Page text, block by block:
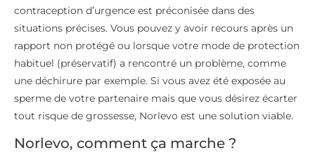
contraception d’urgence est préconisée dans des
situations précises. Vous pouvez y avoir recours après un
rapport non protégé ou lorsque votre mode de protection
habituel (préservatif) a rencontré un problème, comme
une déchirure par exemple. Si vous avez été exposée au
sperme de votre partenaire mais que vous désirez écarter
tout risque de grossesse, Norlevo est une solution viable.
Norlevo, comment ça marche ?